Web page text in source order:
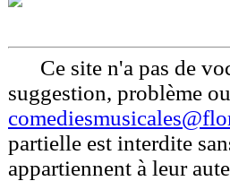
Ce site n'a pas de
suggestion, problème
partielle est interdite
appartiennent à leur